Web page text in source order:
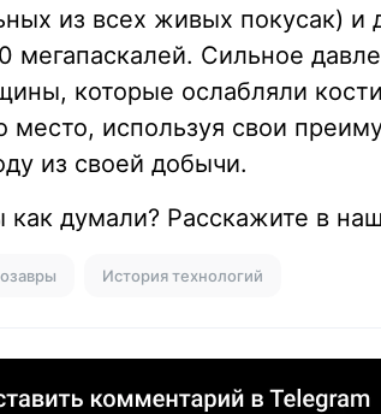
из всех живых покусак) и
мегапаскалей. Сильное
которые ослабляли
место, используя свои
из своей добычи.
как думали? Расскажите в
История технологий